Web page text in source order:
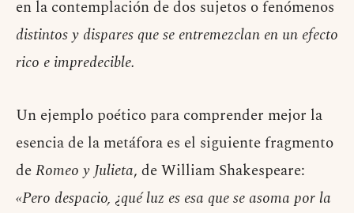
en la contemplación de dos sujetos o fenómenos
distintos y dispares que se entremezclan en un efecto
rico e impredecible.
Un ejemplo poético para comprender mejor la
esencia de la metáfora es el siguiente fragmento
deRomeo y Julieta, de William Shakespeare:
«Pero despacio, ¿qué luz es esa que se asoma por la